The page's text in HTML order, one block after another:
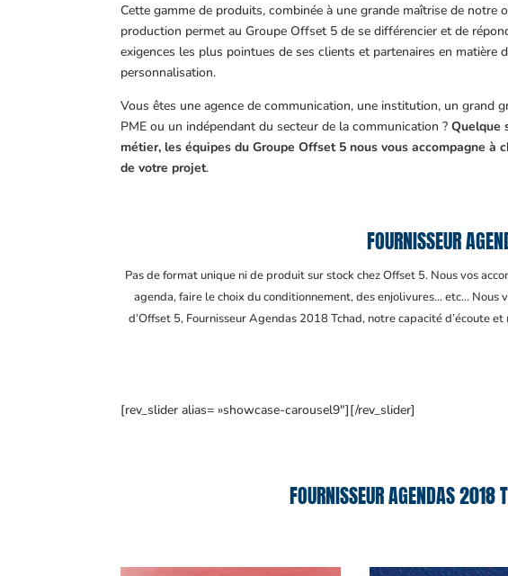
Cette gamme de produits, combinée à une grande maîtrise de notre
production permet au Groupe Offset 5 de se différencier et de
exigences les plus pointues de ses clients et partenaires en matière
personnalisation.
Vous êtes une agence de communication, une institution, un grand
PME ou un indépendant du secteur de la communication ?Quelque
métier, les équipes du Groupe Offset 5 nous vous accompagne à
de votre projet.
FOURNISSEUR
Pas de format unique ni de produit sur stock chez Offset 5. Nous vos
agenda, faire le choix du conditionnement, des enjolivures… etc… Nous
d’Offset 5, Fournisseur Agendas 2018 Tchad, notre capacité d’écoute
[rev_slider alias= »showcase-carousel9″][/rev_slider]
FOURNISSEUR AGENDAS 2018